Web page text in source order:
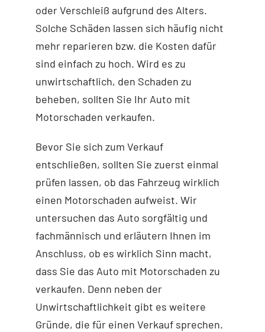
oder Verschleiß aufgrund des Alters.
Solche Schäden lassen sich häufig nicht
mehr reparieren bzw. die Kosten dafür
sind einfach zu hoch. Wird es zu
unwirtschaftlich, den Schaden zu
beheben, sollten Sie Ihr Auto mit
Motorschaden verkaufen.
Bevor Sie sich zum Verkauf
entschließen, sollten Sie zuerst einmal
prüfen lassen, ob das Fahrzeug wirklich
einen Motorschaden aufweist. Wir
untersuchen das Auto sorgfältig und
fachmännisch und erläutern Ihnen im
Anschluss, ob es wirklich Sinn macht,
dass Sie das Auto mit Motorschaden zu
verkaufen. Denn neben der
Unwirtschaftlichkeit gibt es weitere
Gründe, die für einen Verkauf sprechen.